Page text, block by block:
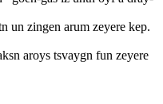
un zingen arum zeyere kep.
aroys tsvaygn fun zeyere